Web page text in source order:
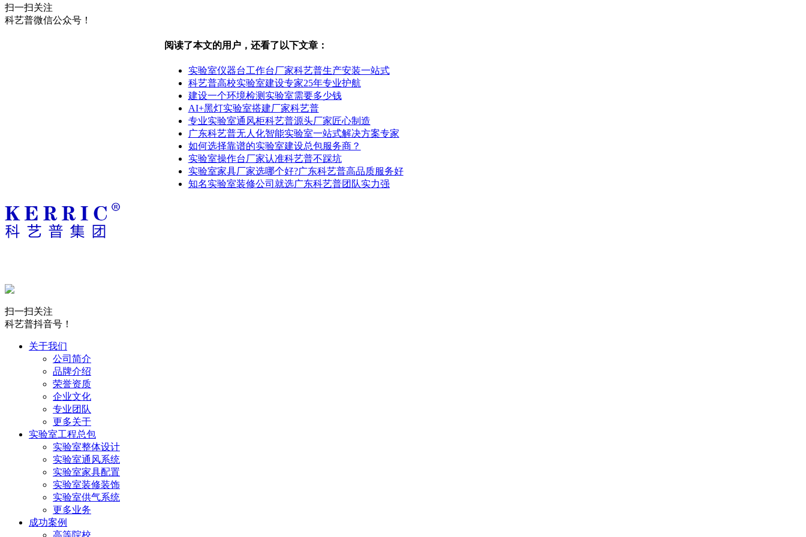
扫一扫关注
科艺普微信公众号！
阅读了本文的用户，还看了以下文章：
实验室仪器台工作台厂家科艺普生产安装一站式
科艺普高校实验室建设专家25年专业护航
建设一个环境检测实验室需要多少钱
AI+黑灯实验室搭建厂家科艺普
专业实验室通风柜科艺普源头厂家匠心制造
广东科艺普无人化智能实验室一站式解决方案专家
如何选择靠谱的实验室建设总包服务商？
实验室操作台厂家认准科艺普不踩坑
实验室家具厂家选哪个好?广东科艺普高品质服务好
知名实验室装修公司就选广东科艺普团队实力强
扫一扫关注
科艺普抖音号！
关于我们
公司简介
品牌介绍
荣誉资质
企业文化
专业团队
更多关于
实验室工程总包
实验室整体设计
实验室通风系统
实验室家具配置
实验室装修装饰
实验室供气系统
更多业务
成功案例
高等院校